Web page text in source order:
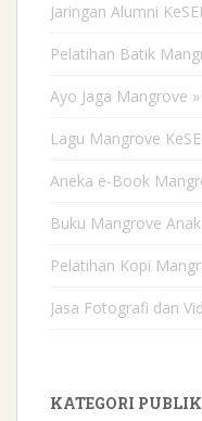
Jaringan Alumni
Pelatihan Batik
Ayo Jaga Mangrove
Lagu Mangrove
Aneka e-Book
Buku Mangrove
Pelatihan Kopi
Jasa Fotografi dan
KATEGORI